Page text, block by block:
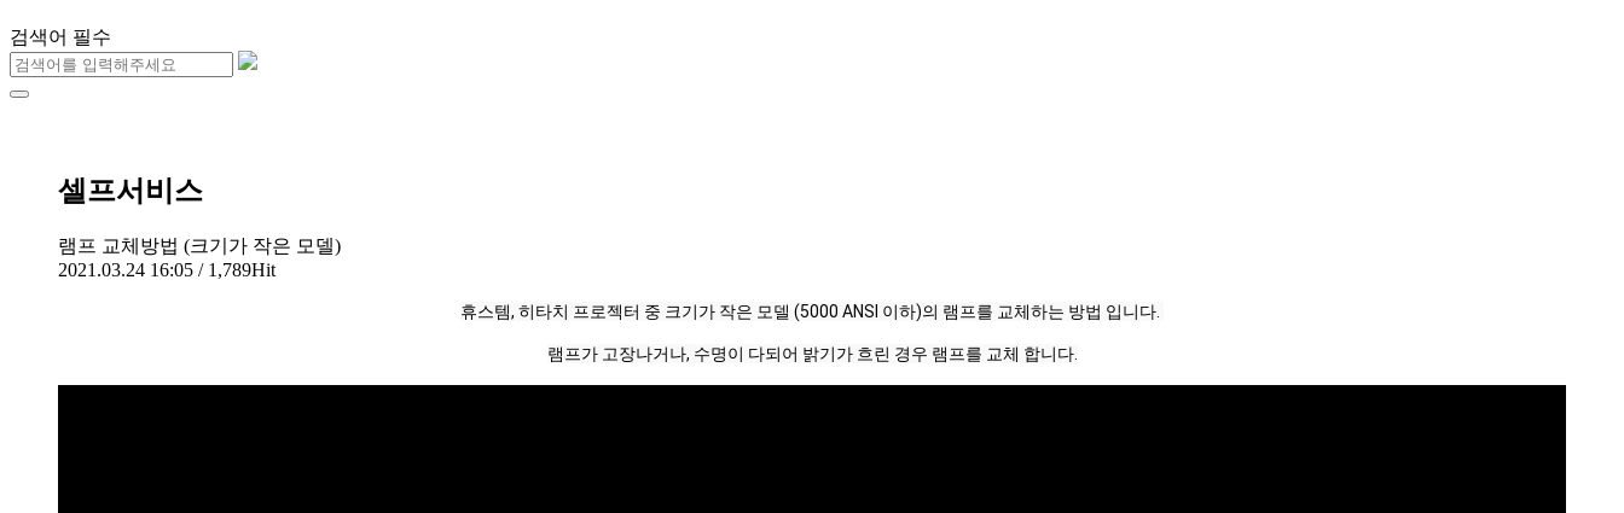
검색어 필수
셀프서비스
램프 교체방법 (크기가 작은 모델)
2021.03.24 16:05 / 1,789Hit
휴스템, 히타치 프로젝터 중 크기가 작은 모델 (5000 ANSI 이하)의 램프를 교체하는 방법 입니다.
램프가 고장나거나, 수명이 다되어 밝기가 흐린 경우 램프를 교체 합니다.